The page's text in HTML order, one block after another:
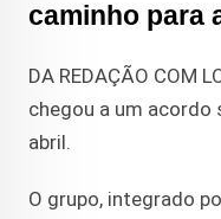
caminho para
DA REDAÇÃO COM
chegou a um acordo
abril.
O grupo, integrado